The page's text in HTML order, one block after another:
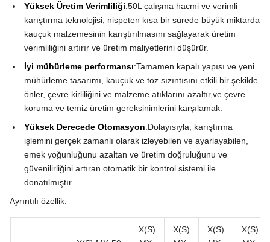
Yüksek Üretim Verimliliği:50L çalışma hacmi ve verimli
karıştırma teknolojisi, nispeten kısa bir sürede büyük miktarda
kauçuk malzemesinin karıştırılmasını sağlayarak üretim
verimliliğini artırır ve üretim maliyetlerini düşürür.
İyi mühürleme performansı:Tamamen kapalı yapısı ve yeni
mühürleme tasarımı, kauçuk ve toz sızıntısını etkili bir şekilde
önler, çevre kirliliğini ve malzeme atıklarını azaltır,ve çevre
koruma ve temiz üretim gereksinimlerini karşılamak.
Yüksek Derecede Otomasyon:Dolayısıyla, karıştırma
işlemini gerçek zamanlı olarak izleyebilen ve ayarlayabilen,
emek yoğunluğunu azaltan ve üretim doğruluğunu ve
güvenilirliğini artıran otomatik bir kontrol sistemi ile
donatılmıştır.
Ayrıntılı özellik:
X(S)
X(S)
X(S)
X(S)